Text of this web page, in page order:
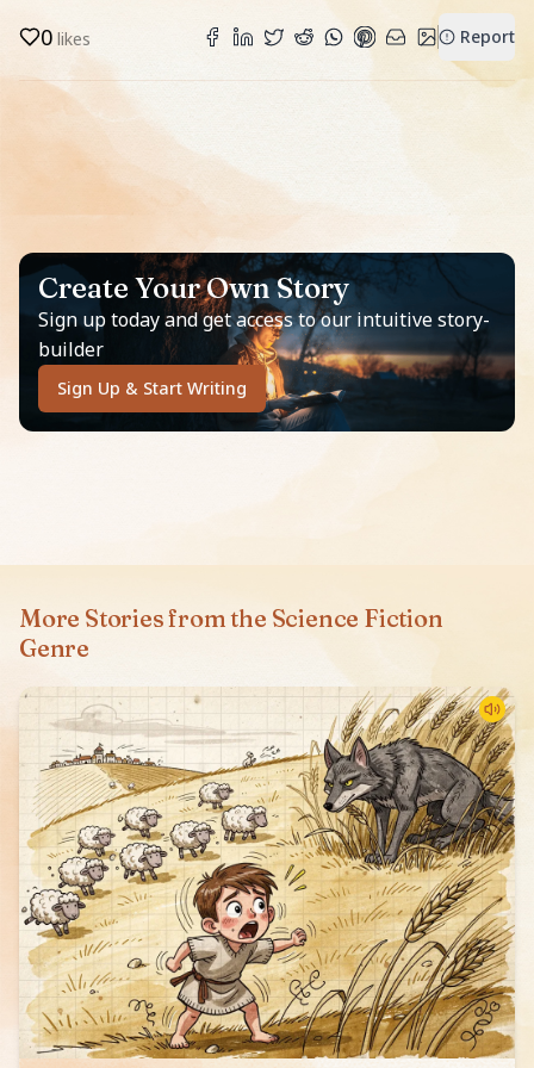
0 likes Report
Create Your Own Story
Sign up today and get access to our intuitive story-
builder
Sign Up & Start Writing
More Stories from the Science Fiction
Genre